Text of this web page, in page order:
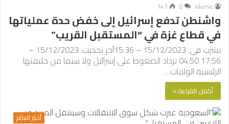
islamic
0
141
واشنطن تدفع إسرائيل إلى خفض حدة عملياتها
في قطاع غزة في “المستقبل القريب”
نشرت في: 15/12/2023 – 15:36آخر تحديث: 15/12/2023 –
17:56 04:50 تزداد الضغوط على إسرائيل ولا سيما من حليفتها
الرئيسية الولايات…
أكمل القراءة »
أخبار العالم